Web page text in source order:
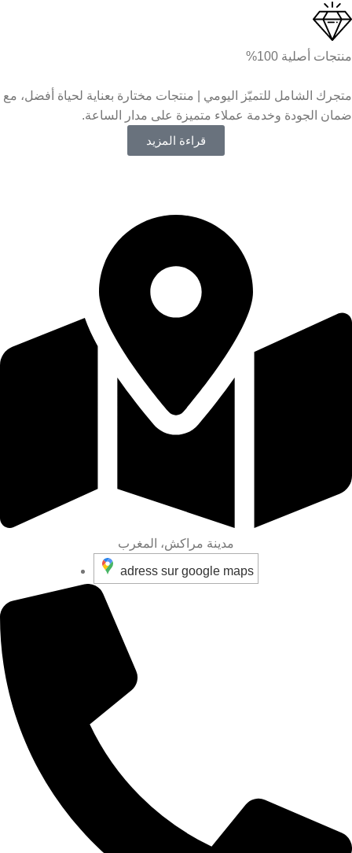
منتجات أصلية 100%
متجرك الشامل للتميّز اليومي | منتجات مختارة بعناية لحياة أفضل، مع
ضمان الجودة وخدمة عملاء متميزة على مدار الساعة.
قراءة المزيد
مدينة مراكش، المغرب
adress sur google maps